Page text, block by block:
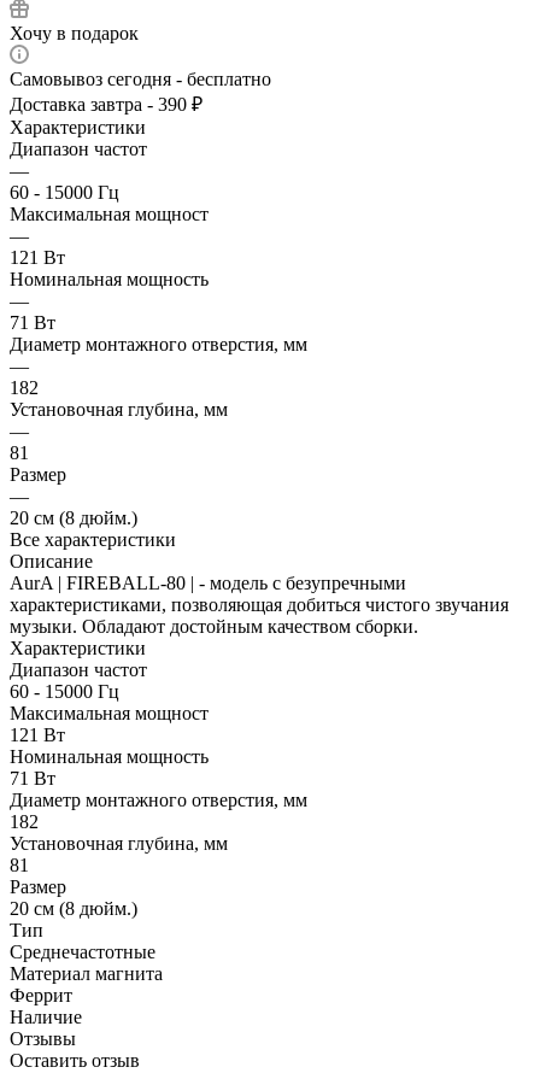
Хочу в подарок
Самовывоз сегодня - бесплатно
Доставка завтра - 390 ₽
Характеристики
Диапазон частот
—
60 - 15000 Гц
Максимальная мощност
—
121 Вт
Номинальная мощность
—
71 Вт
Диаметр монтажного отверстия, мм
—
182
Установочная глубина, мм
—
81
Размер
—
20 см (8 дюйм.)
Все характеристики
Описание
AurA | FIREBALL-80 | - модель с безупречными
характеристиками, позволяющая добиться чистого звучания
музыки. Обладают достойным качеством сборки.
Характеристики
Диапазон частот
60 - 15000 Гц
Максимальная мощност
121 Вт
Номинальная мощность
71 Вт
Диаметр монтажного отверстия, мм
182
Установочная глубина, мм
81
Размер
20 см (8 дюйм.)
Тип
Среднечастотные
Материал магнита
Феррит
Наличие
Отзывы
Оставить отзыв